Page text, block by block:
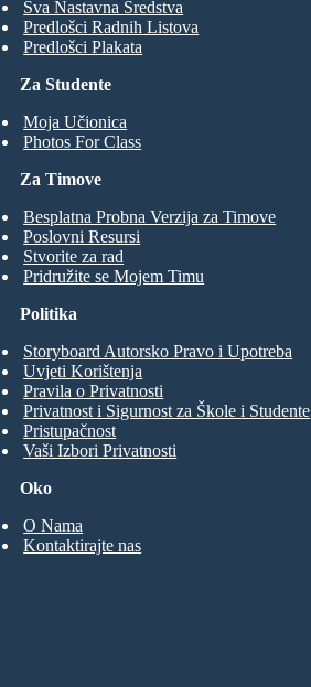
Za Studente
Moja Učionica
Photos For Class
Sva Nastavna Sredstva
Predlošci Radnih Listova
Predlošci Plakata
Za Timove
Besplatna Probna Verzija za Timove
Poslovni Resursi
Stvorite za rad
Pridružite se Mojem Timu
Oko
O Nama
Kontaktirajte nas
Politika
Storyboard Autorsko Pravo i Upotreba
Uvjeti Korištenja
Pravila o Privatnosti
Privatnost i Sigurnost za Škole i Studente
Pristupačnost
Vaši Izbori Privatnosti